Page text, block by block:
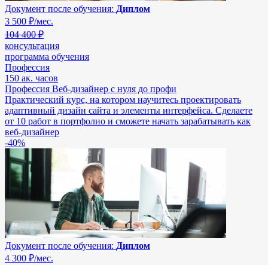
Документ после обучения: Диплом
3 500 ₽/мес.
104 400 ₽
консультация
программа обучения
Профессия
150 ак. часов
Профессия Веб-дизайнер с нуля до профи
Практический курс, на котором научитесь проектировать
адаптивный дизайн сайта и элементы интерфейса. Сделаете
от 10 работ в портфолио и сможете начать зарабатывать как
веб-дизайнер
-40%
Документ после обучения: Диплом
4 300 ₽/мес.